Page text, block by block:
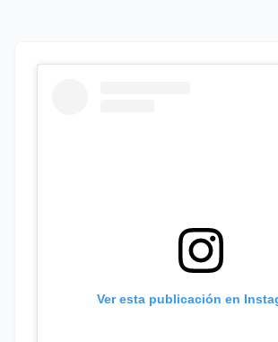
Ver esta publicación en